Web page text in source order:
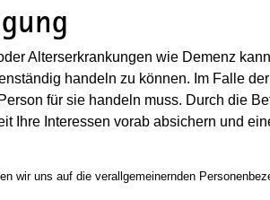
Alterserkrankungen wie Demenz
handeln zu können. Im Falle
für sie handeln muss. Durch die
Ihre Interessen vorab absichern und
wir uns auf die verallgemeinernden